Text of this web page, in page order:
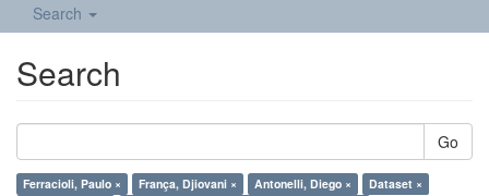
Search
Search
Go
Ferracioli, Paulo × França, Djiovani × Antonelli, Diego ×
Dataset ×